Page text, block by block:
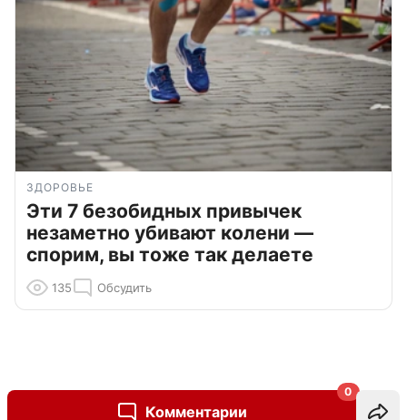
Комментарии
0
ЗДОРОВЬЕ
Эти 7 безобидных привычек
незаметно убивают колени —
спорим, вы тоже так делаете
135 Обсудить